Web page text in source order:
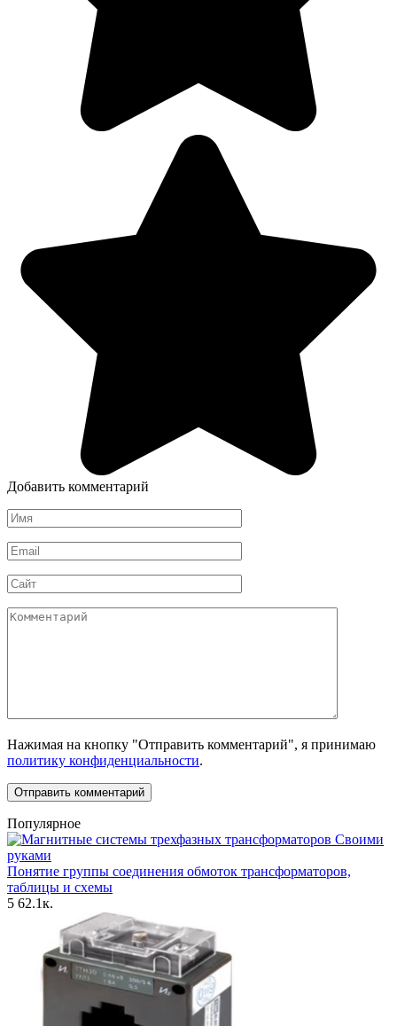
Добавить комментарий
Имя
*
Email
*
Сайт
Комментарий
Нажимая на кнопку "Отправить комментарий", я принимаю
политику конфиденциальности.
Популярное
Своими
руками
Понятие группы соединения обмоток трансформаторов,
таблицы и схемы
5 62.1к.